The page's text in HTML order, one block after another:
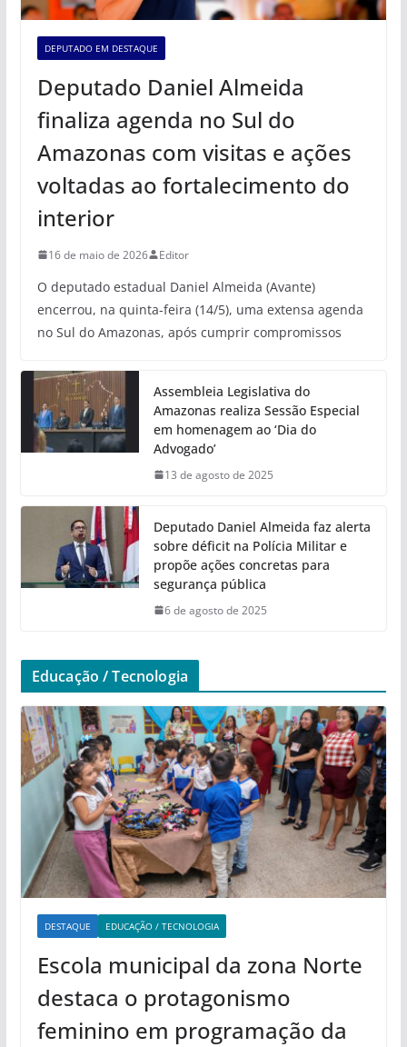
DEPUTADO EM DESTAQUE
Deputado Daniel Almeida
finaliza agenda no Sul do
Amazonas com visitas e ações
voltadas ao fortalecimento do
interior
16 de maio de 2026 Editor
O deputado estadual Daniel Almeida (Avante)
encerrou, na quinta-feira (14/5), uma extensa agenda
no Sul do Amazonas, após cumprir compromissos
Assembleia Legislativa do
Amazonas realiza Sessão Especial
em homenagem ao ‘Dia do
Advogado’
13 de agosto de 2025
Deputado Daniel Almeida faz alerta
sobre déficit na Polícia Militar e
propõe ações concretas para
segurança pública
6 de agosto de 2025
Educação / Tecnologia
DESTAQUE EDUCAÇÃO / TECNOLOGIA
Escola municipal da zona Norte
destaca o protagonismo
feminino em programação da